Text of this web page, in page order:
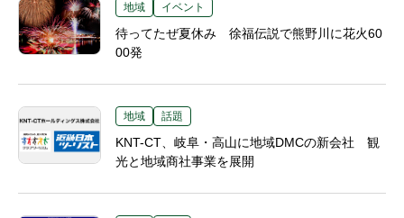
地域 イベント
待ってたぜ夏休み 徐福伝説で熊野川に花火60
00発
地域 話題
KNT-CT、岐阜・高山に地域DMCの新会社 観
光と地域商社事業を展開